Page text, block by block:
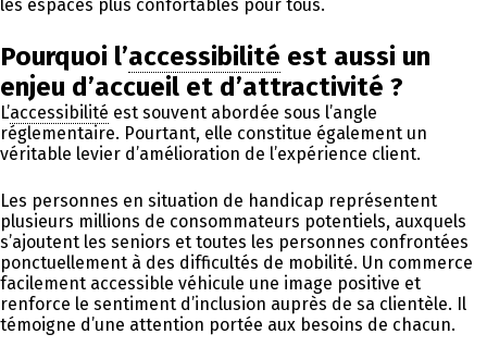
les espaces plus confortables pour tous.
Pourquoi l’accessibilité est aussi un
enjeu d’accueil et d’attractivité ?
L’accessibilité est souvent abordée sous l’angle
réglementaire. Pourtant, elle constitue également un
véritable levier d’amélioration de l’expérience client.
Les personnes en situation de handicap représentent
plusieurs millions de consommateurs potentiels, auxquels
s’ajoutent les seniors et toutes les personnes confrontées
ponctuellement à des difficultés de mobilité. Un commerce
facilement accessible véhicule une image positive et
renforce le sentiment d’inclusion auprès de sa clientèle. Il
témoigne d’une attention portée aux besoins de chacun.